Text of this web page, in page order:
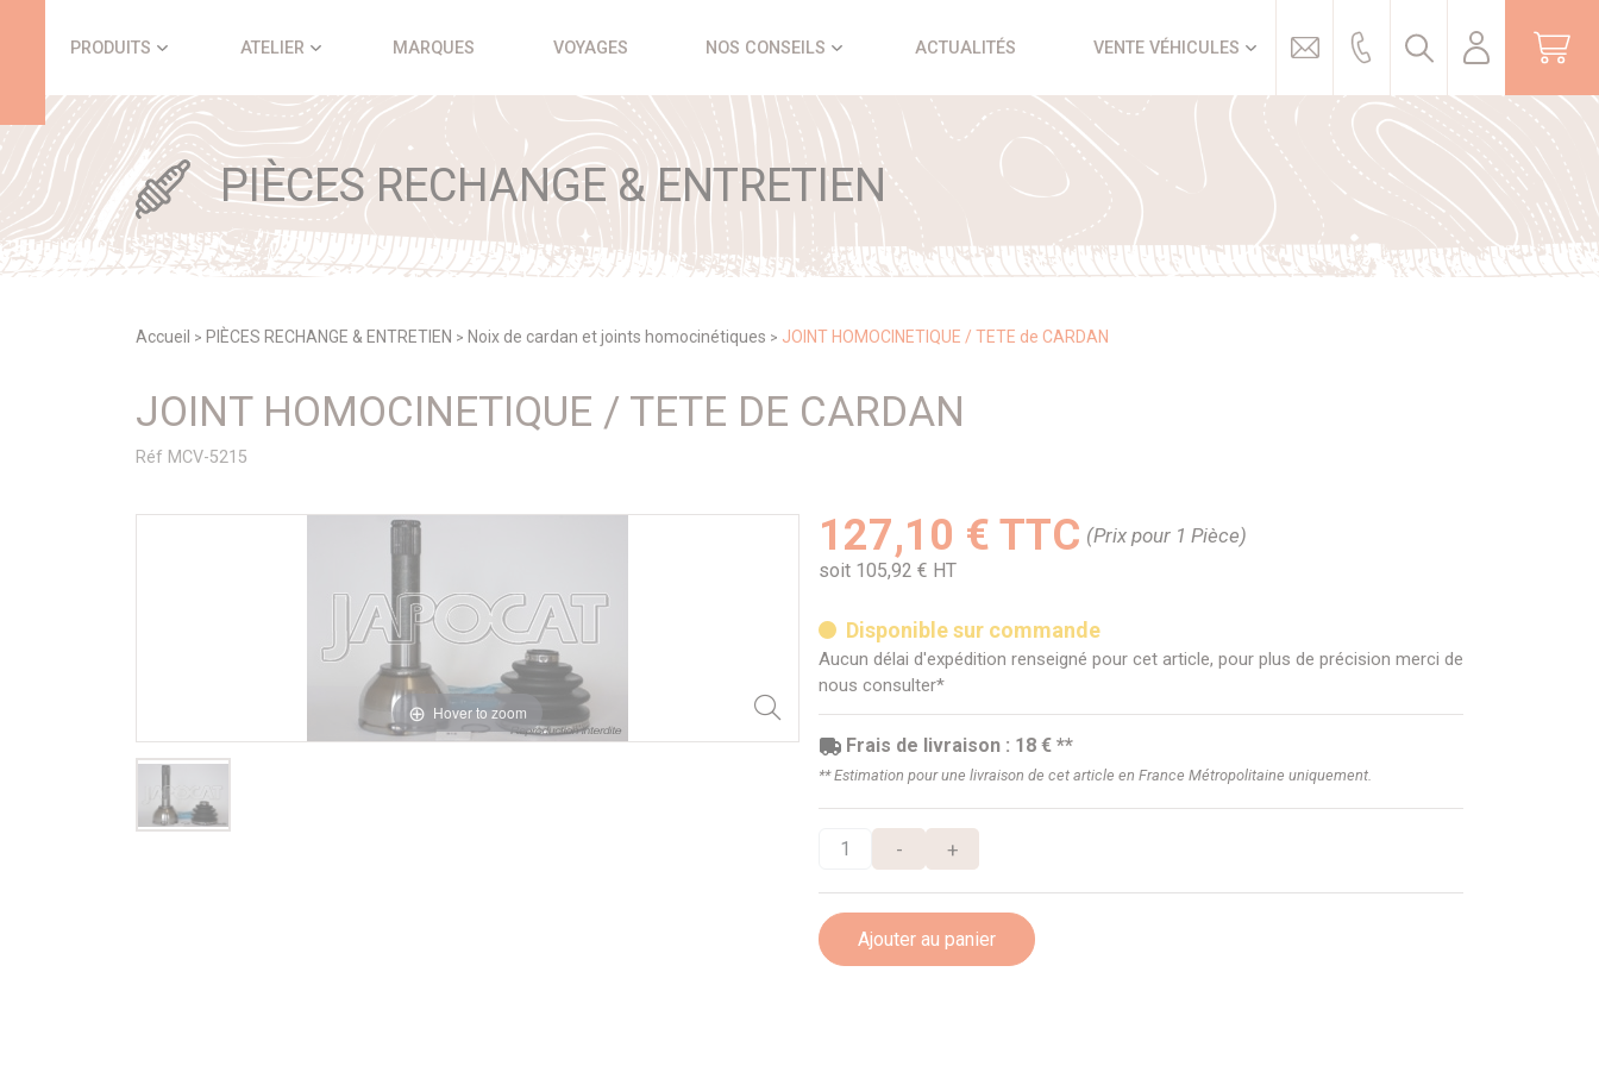
PRODUITS ATELIER MARQUES VOYAGES NOS CONSEILS ACTUALITÉS VENTE VÉHICULES
PIÈCES RECHANGE & ENTRETIEN
Accueil > PIÈCES RECHANGE & ENTRETIEN > Noix de cardan et joints homocinétiques > JOINT HOMOCINETIQUE / TETE de CARDAN
JOINT HOMOCINETIQUE / TETE DE CARDAN
Réf MCV-5215
Hover to zoom
127,10 € TTC (Prix pour 1 Pièce)
soit 105,92 € HT
Disponible sur commande
Aucun délai d'expédition renseigné pour cet article, pour plus de précision merci de
nous consulter*
Frais de livraison : 18 € **
** Estimation pour une livraison de cet article en France Métropolitaine uniquement.
- +
Ajouter au panier